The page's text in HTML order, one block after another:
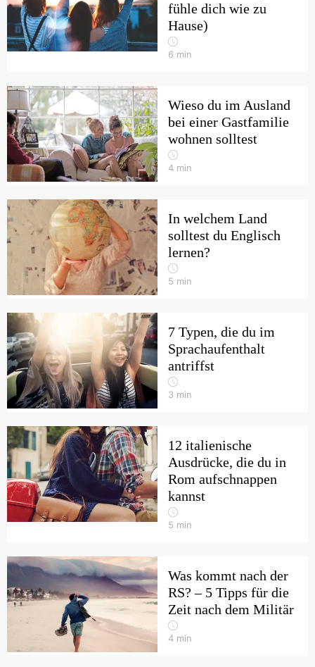
fühle dich wie zu
Hause)
6 min
Wieso du im Ausland
bei einer Gastfamilie
wohnen solltest
4 min
In welchem Land
solltest du Englisch
lernen?
5 min
7 Typen, die du im
Sprachaufenthalt
antriffst
3 min
12 italienische
Ausdrücke, die du in
Rom aufschnappen
kannst
5 min
Was kommt nach der
RS? – 5 Tipps für die
Zeit nach dem Militär
4 min